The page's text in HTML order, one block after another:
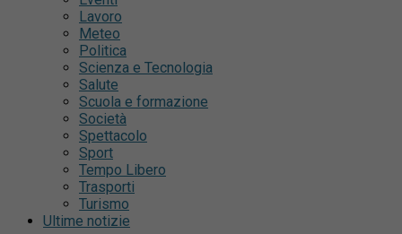
Lavoro
Meteo
Politica
Scienza e Tecnologia
Salute
Scuola e formazione
Società
Spettacolo
Sport
Tempo Libero
Trasporti
Turismo
Ultime notizie